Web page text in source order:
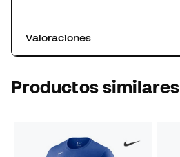
Valoraciones
Productos similares